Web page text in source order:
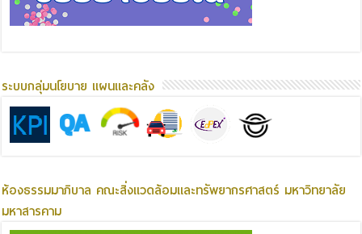
ระบบกลุ่มนโยบาย แผนและคลัง
ห้องธรรมมาภิบาล คณะสิ่งแวดล้อมและทรัพยากรศาสตร์ มหาวิทยาลัย
มหาสารคาม